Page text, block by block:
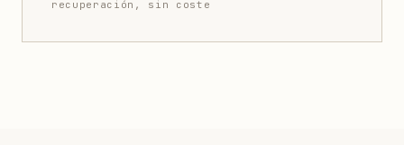
recuperación, sin coste